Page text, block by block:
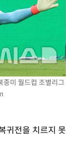
미 월드컵 조별리그
귀전을 치르지 못